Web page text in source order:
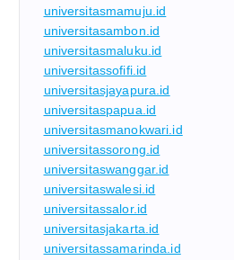
universitasmamuju.id
universitasambon.id
universitasmaluku.id
universitassofifi.id
universitasjayapura.id
universitaspapua.id
universitasmanokwari.id
universitassorong.id
universitaswanggar.id
universitaswalesi.id
universitassalor.id
universitasjakarta.id
universitassamarinda.id